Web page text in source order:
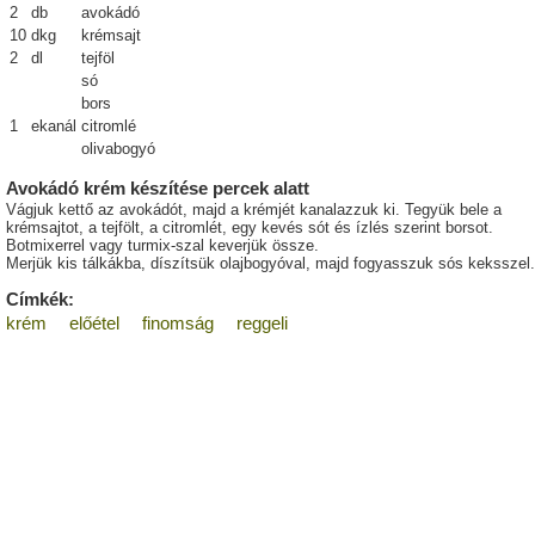
2 db
avokádó
10 dkg
krémsajt
2
dl
tejföl
só
bors
1
ekanál citromlé
olivabogyó
Avokádó krém készítése percek alatt
Vágjuk kettő az avokádót, majd a krémjét kanalazzuk ki. Tegyük bele a
krémsajtot, a tejfölt, a citromlét, egy kevés sót és ízlés szerint borsot.
Botmixerrel vagy turmix-szal keverjük össze.
Merjük kis tálkákba, díszítsük olajbogyóval, majd fogyasszuk sós keksszel.
Címkék:
krém
előétel finomság reggeli